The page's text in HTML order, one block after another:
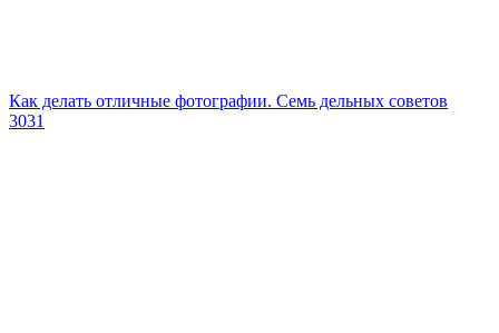
Как делать отличные фотографии. Семь дельных советов
3031